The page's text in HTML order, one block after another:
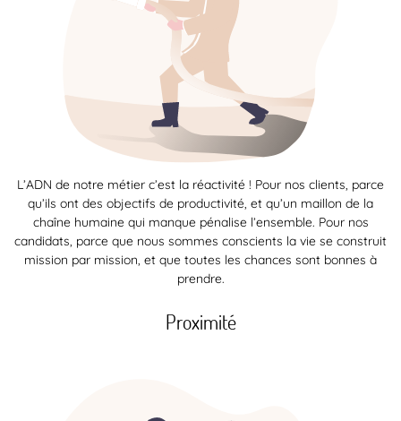
L’ADN de notre métier c’est la réactivité ! Pour nos clients, parce
qu’ils ont des objectifs de productivité, et qu’un maillon de la
chaîne humaine qui manque pénalise l’ensemble. Pour nos
candidats, parce que nous sommes conscients la vie se construit
mission par mission, et que toutes les chances sont bonnes à
prendre.
Proximité